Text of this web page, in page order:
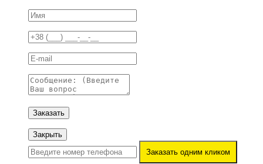
Заказать
Закрыть
Заказать одним кликом